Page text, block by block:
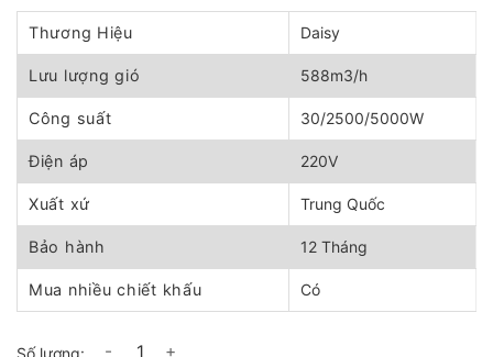
gốc
là:
3.310.000 ₫.
hiện
tại
2.980.000 ₫.
Thương Hiệu Daisy
Lưu lượng gió 588m3/h
Công suất 30/2500/5000W
Điện áp 220V
Xuất xứ Trung Quốc
Bảo hành 12 Tháng
Mua nhiều chiết khấu Có
Quạt sấy gió nóng Daisy EH-05 số lượng